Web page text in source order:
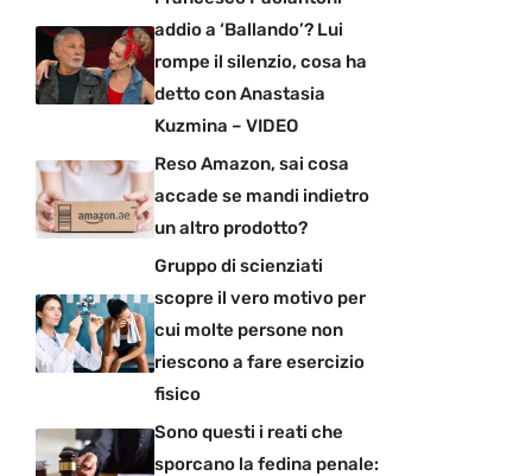
addio a ‘Ballando’? Lui
rompe il silenzio, cosa ha
detto con Anastasia
Kuzmina – VIDEO
Reso Amazon, sai cosa
accade se mandi indietro
un altro prodotto?
Gruppo di scienziati
scopre il vero motivo per
cui molte persone non
riescono a fare esercizio
fisico
Sono questi i reati che
sporcano la fedina penale: